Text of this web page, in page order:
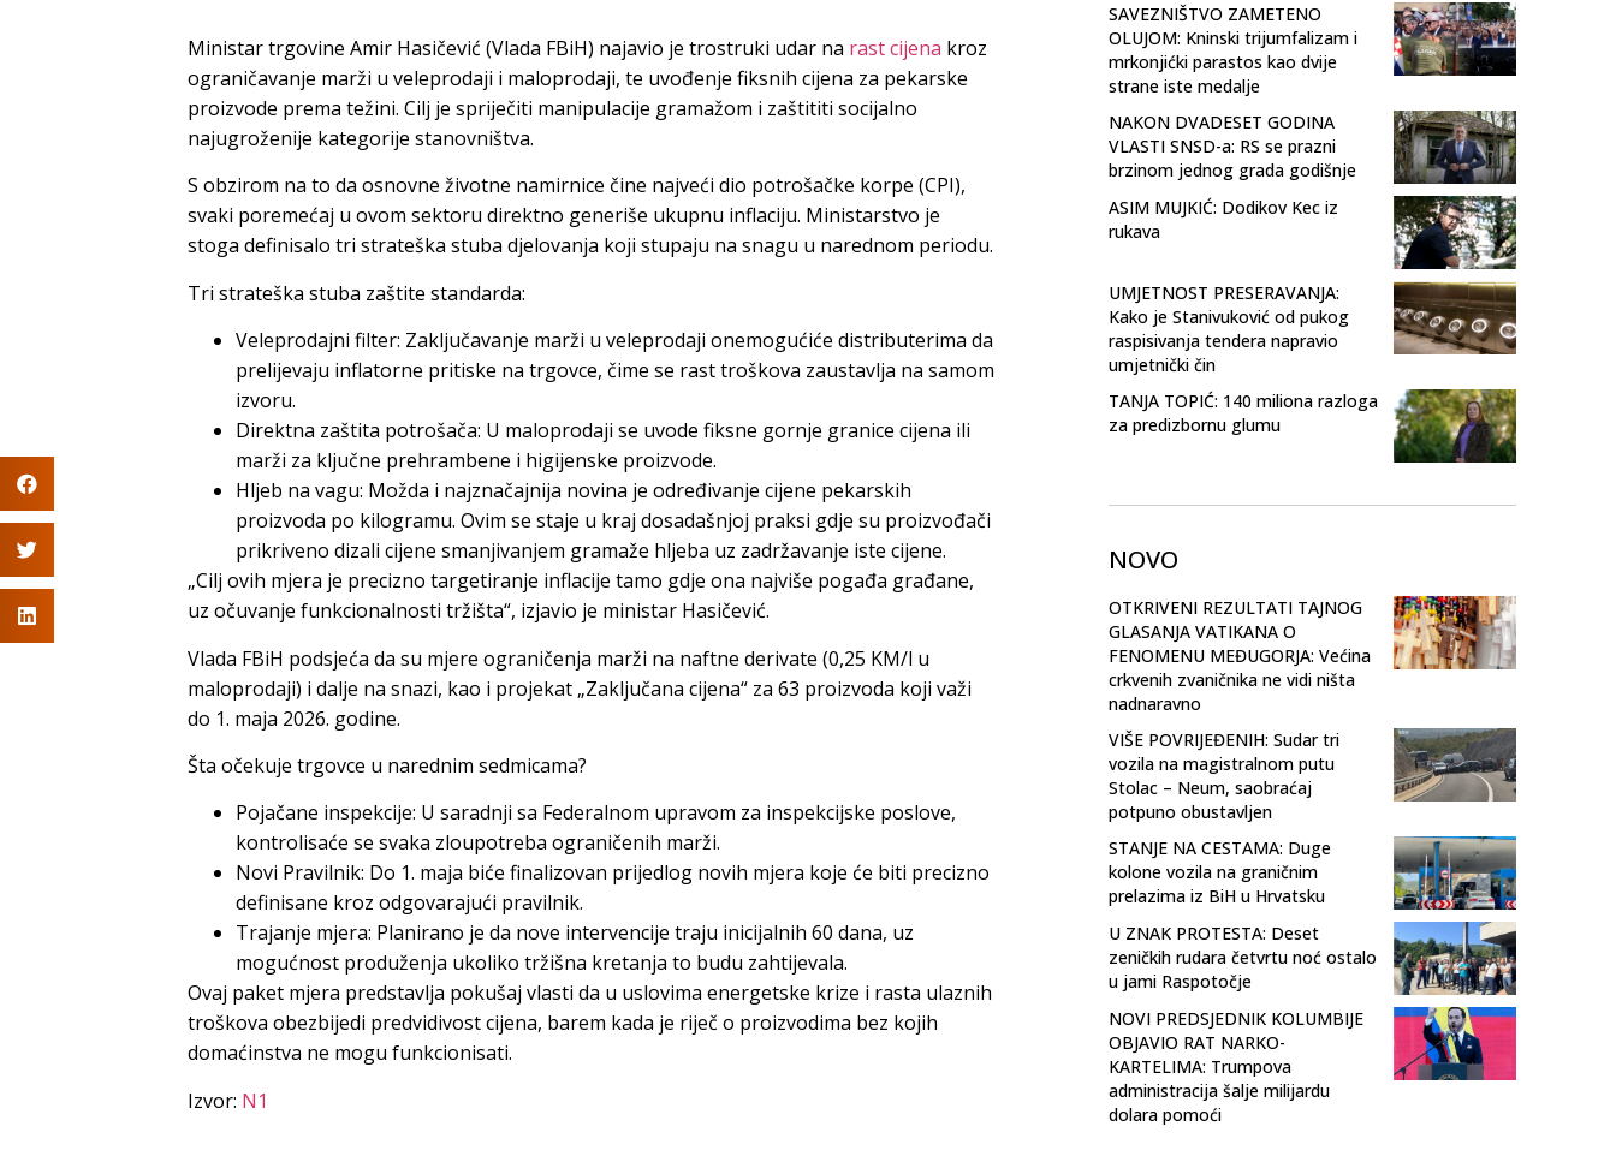
Ministar trgovine Amir Hasičević (Vlada FBiH) najavio je trostruki udar na rast cijena kroz
ograničavanje marži u veleprodaji i maloprodaji, te uvođenje fiksnih cijena za pekarske
proizvode prema težini. Cilj je spriječiti manipulacije gramažom i zaštititi socijalno
najugroženije kategorije stanovništva.
S obzirom na to da osnovne životne namirnice čine najveći dio potrošačke korpe (CPI),
svaki poremećaj u ovom sektoru direktno generiše ukupnu inflaciju. Ministarstvo je
stoga definisalo tri strateška stuba djelovanja koji stupaju na snagu u narednom periodu.
Tri strateška stuba zaštite standarda:
Veleprodajni filter: Zaključavanje marži u veleprodaji onemogućiće distributerima da
prelijevaju inflatorne pritiske na trgovce, čime se rast troškova zaustavlja na samom
izvoru.
Direktna zaštita potrošača: U maloprodaji se uvode fiksne gornje granice cijena ili
marži za ključne prehrambene i higijenske proizvode.
Hljeb na vagu: Možda i najznačajnija novina je određivanje cijene pekarskih
proizvoda po kilogramu. Ovim se staje u kraj dosadašnjoj praksi gdje su proizvođači
prikriveno dizali cijene smanjivanjem gramaže hljeba uz zadržavanje iste cijene.
„Cilj ovih mjera je precizno targetiranje inflacije tamo gdje ona najviše pogađa građane,
uz očuvanje funkcionalnosti tržišta“, izjavio je ministar Hasičević.
Vlada FBiH podsjeća da su mjere ograničenja marži na naftne derivate (0,25 KM/l u
maloprodaji) i dalje na snazi, kao i projekat „Zaključana cijena“ za 63 proizvoda koji važi
do 1. maja 2026. godine.
Šta očekuje trgovce u narednim sedmicama?
Pojačane inspekcije: U saradnji sa Federalnom upravom za inspekcijske poslove,
kontrolisaće se svaka zloupotreba ograničenih marži.
Novi Pravilnik: Do 1. maja biće finalizovan prijedlog novih mjera koje će biti precizno
definisane kroz odgovarajući pravilnik.
Trajanje mjera: Planirano je da nove intervencije traju inicijalnih 60 dana, uz
mogućnost produženja ukoliko tržišna kretanja to budu zahtijevala.
Ovaj paket mjera predstavlja pokušaj vlasti da u uslovima energetske krize i rasta ulaznih
troškova obezbijedi predvidivost cijena, barem kada je riječ o proizvodima bez kojih
domaćinstva ne mogu funkcionisati.
Izvor: N1
SAVEZNIŠTVO ZAMETENO
OLUJOM: Kninski trijumfalizam i
mrkonjićki parastos kao dvije
strane iste medalje
NAKON DVADESET GODINA
VLASTI SNSD-a: RS se prazni
brzinom jednog grada godišnje
ASIM MUJKIĆ: Dodikov Kec iz
rukava
UMJETNOST PRESERAVANJA:
Kako je Stanivuković od pukog
raspisivanja tendera napravio
umjetnički čin
TANJA TOPIĆ: 140 miliona razloga
za predizbornu glumu
NOVO
OTKRIVENI REZULTATI TAJNOG
GLASANJA VATIKANA O
FENOMENU MEĐUGORJA: Većina
crkvenih zvaničnika ne vidi ništa
nadnaravno
VIŠE POVRIJEĐENIH: Sudar tri
vozila na magistralnom putu
Stolac – Neum, saobraćaj
potpuno obustavljen
STANJE NA CESTAMA: Duge
kolone vozila na graničnim
prelazima iz BiH u Hrvatsku
U ZNAK PROTESTA: Deset
zeničkih rudara četvrtu noć ostalo
u jami Raspotočje
NOVI PREDSJEDNIK KOLUMBIJE
OBJAVIO RAT NARKO-
KARTELIMA: Trumpova
administracija šalje milijardu
dolara pomoći